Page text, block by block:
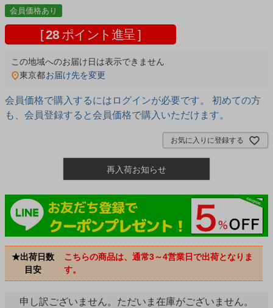
会員価格あり
[28 ポイント進呈 ]
この地域へのお届け日は表示できません
東京都お届け先を変更
会員価格で購入するにはログインが必要です。 初めての方
も、会員登録すると会員価格で購入いただけます。
お気に入りに登録する
再入荷お知らせ
★出荷日数
目安
こちらの商品は、通常3～4営業日で出荷となりま
す。
申し訳ございません。ただいま在庫がございません。